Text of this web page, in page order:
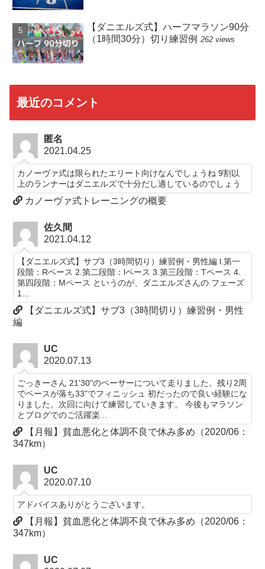
【ダニエルズ式】ハーフマラソン90分
（1時間30分）切り練習例 262 views
最近のコメント
匿名
2021.04.25
カノーヴァ式は限られたエリート向けなんでしょうね 9割以
上のランナーはダニエルズで十分だし適しているのでしょう
カノーヴァ式トレーニングの概要
佐久間
2021.04.12
【ダニエルズ式】サブ3（3時間切り）練習例・男性編 l.第一
段階：Rペース 2.第二段階：lペース 3.第三段階：Tペース 4.
第四段階：Mペース というのが、ダニエルズさんの フェーズ
1...
【ダニエルズ式】サブ3（3時間切り）練習例・男性
編
UC
2020.07.13
ごっきーさん 21'30"のペーサーについて走りました。残り2周
でペースが落ち33"でフィニッシュ 初だったので良い経験にな
りました。次回に向けて練習していきます。 今後もマラソン
とブログでのご活躍楽...
【月報】貧血悪化と体調不良で休み多め（2020/06：
347km）
UC
2020.07.10
アドバイスありがとうございます。
【月報】貧血悪化と体調不良で休み多め（2020/06：
347km）
UC